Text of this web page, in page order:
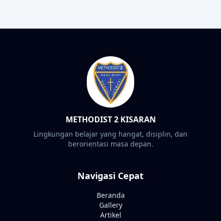
METHODIST 2 KISARAN
Lingkungan belajar yang hangat, disiplin, dan
berorientasi masa depan.
Navigasi Cepat
Beranda
Gallery
Artikel